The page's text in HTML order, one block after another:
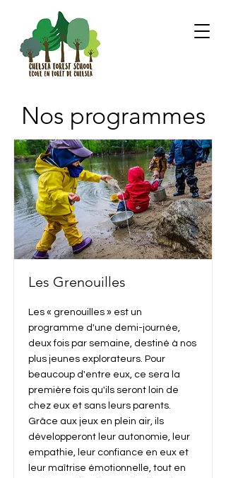
Nos programmes
Les Grenouilles
Les « grenouilles » est un
programme d'une demi-journée,
deux fois par semaine, destiné à nos
plus jeunes explorateurs. Pour
beaucoup d'entre eux, ce sera la
première fois qu'ils seront loin de
chez eux et sans leurs parents.
Grâce aux jeux en plein air, ils
développeront leur autonomie, leur
empathie, leur confiance en eux et
leur maîtrise émotionnelle, tout en